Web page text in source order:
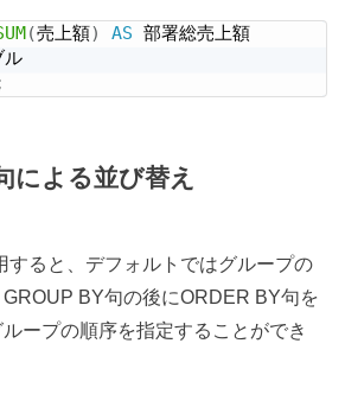
(売上額) AS
部署総売上額
売上テーブル
による並び替え
すると、デフォルトではグループの
BY句の後にORDER BY句を
ープの順序を指定することができ